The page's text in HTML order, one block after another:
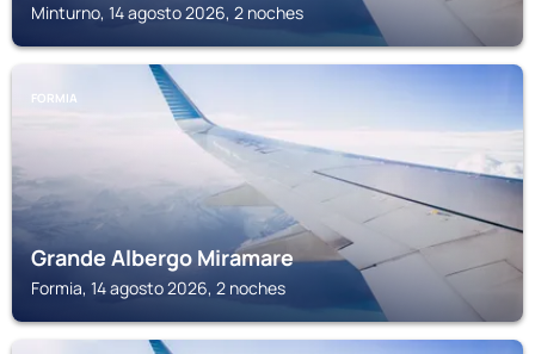
Minturno, 14 agosto 2026, 2 noches
FORMIA
Grande Albergo Miramare
Formia, 14 agosto 2026, 2 noches